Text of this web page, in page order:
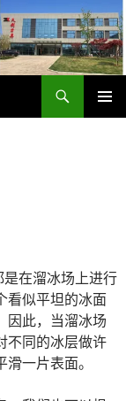
在溜冰场上进行
看似平坦的冰面
因此，当溜冰场
不同的冰层做许
一片表面。